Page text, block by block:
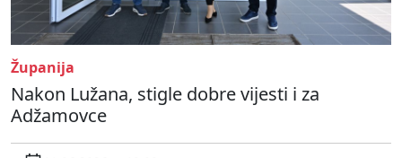
Županija
Nakon Lužana, stigle dobre vijesti i za
Adžamovce